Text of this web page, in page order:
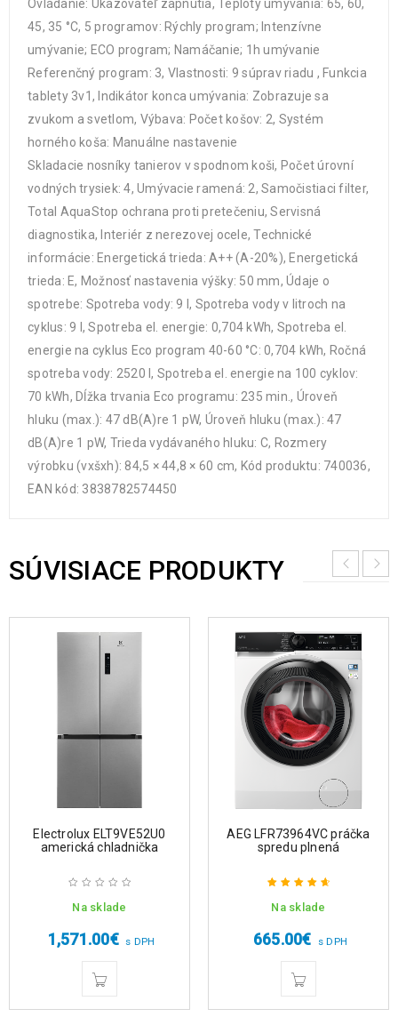
Ovládanie: Ukazovateľ zapnutia, Teploty umývania: 65, 60,
45, 35 °C, 5 programov: Rýchly program; Intenzívne
umývanie; ECO program; Namáčanie; 1h umývanie
Referenčný program: 3, Vlastnosti: 9 súprav riadu , Funkcia
tablety 3v1, Indikátor konca umývania: Zobrazuje sa
zvukom a svetlom, Výbava: Počet košov: 2, Systém
horného koša: Manuálne nastavenie
Skladacie nosníky tanierov v spodnom koši, Počet úrovní
vodných trysiek: 4, Umývacie ramená: 2, Samočistiaci filter,
Total AquaStop ochrana proti pretečeniu, Servisná
diagnostika, Interiér z nerezovej ocele, Technické
informácie: Energetická trieda: A++ (A-20%), Energetická
trieda: E, Možnosť nastavenia výšky: 50 mm, Údaje o
spotrebe: Spotreba vody: 9 l, Spotreba vody v litroch na
cyklus: 9 l, Spotreba el. energie: 0,704 kWh, Spotreba el.
energie na cyklus Eco program 40-60 °C: 0,704 kWh, Ročná
spotreba vody: 2520 l, Spotreba el. energie na 100 cyklov:
70 kWh, Dĺžka trvania Eco programu: 235 min., Úroveň
hluku (max.): 47 dB(A)re 1 pW, Úroveň hluku (max.): 47
dB(A)re 1 pW, Trieda vydávaného hluku: C, Rozmery
výrobku (vxšxh): 84,5 × 44,8 × 60 cm, Kód produktu: 740036,
EAN kód: 3838782574450
SÚVISIACE PRODUKTY
Electrolux ELT9VE52U0
americká chladnička
Na sklade
1,571.00€ s DPH
AEG LFR73964VC práčka
spredu plnená
Hodnotenie
Na sklade
665.00€ s DPH